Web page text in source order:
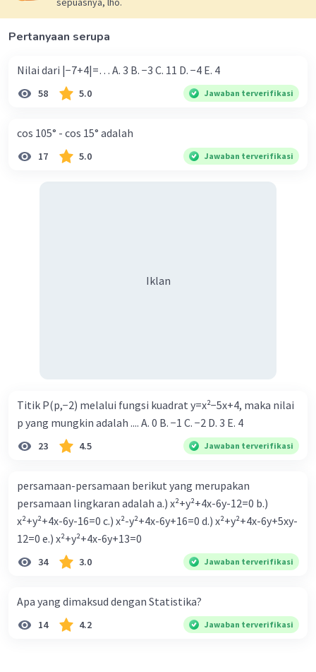
Pertanyaan serupa
Nilai dari |−7+4|=… A. 3 B. −3 C. 11 D. −4 E. 4
58 5.0 Jawaban terverifikasi
cos 105° - cos 15° adalah
17 5.0 Jawaban terverifikasi
Iklan
Titik P(p,−2) melalui fungsi kuadrat y=x²−5x+4, maka nilai
p yang mungkin adalah .... A. 0 B. −1 C. −2 D. 3 E. 4
23 4.5 Jawaban terverifikasi
persamaan-persamaan berikut yang merupakan
persamaan lingkaran adalah a.) x²+y²+4x-6y-12=0 b.)
x²+y²+4x-6y-16=0 c.) x²-y²+4x-6y+16=0 d.) x²+y²+4x-6y+5xy-
12=0 e.) x²+y²+4x-6y+13=0
34 3.0 Jawaban terverifikasi
Apa yang dimaksud dengan Statistika?
14 4.2 Jawaban terverifikasi